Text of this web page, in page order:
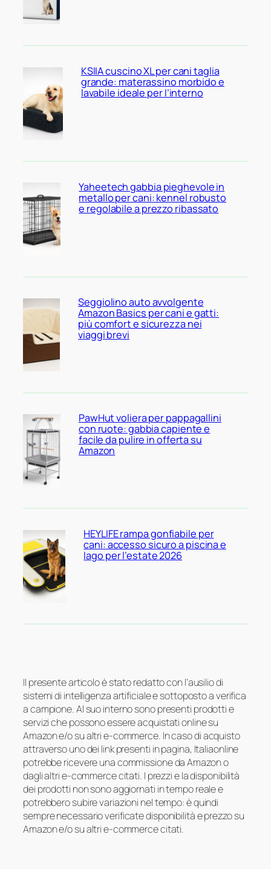
KSIIA cuscino XL per cani taglia
grande: materassino morbido e
lavabile ideale per l’interno
Yaheetech gabbia pieghevole in
metallo per cani: kennel robusto
e regolabile a prezzo ribassato
Seggiolino auto avvolgente
Amazon Basics per cani e gatti:
più comfort e sicurezza nei
viaggi brevi
PawHut voliera per pappagallini
con ruote: gabbia capiente e
facile da pulire in offerta su
Amazon
HEYLIFE rampa gonfiabile per
cani: accesso sicuro a piscina e
lago per l’estate 2026
Il presente articolo è stato redatto con l’ausilio di
sistemi di intelligenza artificiale e sottoposto a verifica
a campione. Al suo interno sono presenti prodotti e
servizi che possono essere acquistati online su
Amazon e/o su altri e-commerce. In caso di acquisto
attraverso uno dei link presenti in pagina, Italiaonline
potrebbe ricevere una commissione da Amazon o
dagli altri e-commerce citati. I prezzi e la disponibilità
dei prodotti non sono aggiornati in tempo reale e
potrebbero subire variazioni nel tempo: è quindi
sempre necessario verificate disponibilità e prezzo su
Amazon e/o su altri e-commerce citati.